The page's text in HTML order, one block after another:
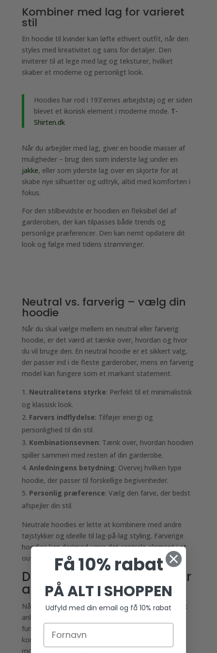
Kombiner med lag for varieret
stil
En hoodie til kvinder kan løfte ethvert outfit, når den
styles med kreativitet og sans for detaljer. Den
inviterer til at lege med lag og teksturer, hvilket
skaber et moderne og personligt look.
Hoodies har rod i 193’ernes arbejdstøj og er siden
blevet et ikonisk element i moderne mode. T-
Shirten.dk
Når du arbejder med lag, giver en hoodie masser af
muligheder – brug den som inderste lag under en
jakke, eller som yderste lag over en skjorte for at
skabe nye silhuetter og udtryk, altid med komforten i
fokus.
For den stilbevidste er hoodien en fleksibel del af
garderoben, der kan tilpasses både trends og
personlige præferencer. Den kan nemt opdatere dit
look og følge med tidens strømninger.
Neutral vs. farverig – vælg din
hoodie
Når du skal vælge mellem en neutral eller farverig
hoodie, er det værd at tænke over, hvordan og hvor
du vil bruge den. En neutral hoodie er et sikkert valg,
der passer ind i de fleste garderober, mens en farverig
model kan fungere som et markant statement.
Neutralitetens styrke: Perfekt til et minimalistisk
og klassisk look.
Farvers indflydelse: Tilføjer energi og
personlighed til din stil.
Kombinationsevnen: Tænk over, hvordan hoodien
spiller sammen med resten af din garderobe.
Anledningens betydning: Overvej hvilken type
hoodie, der passer til forskellige begivenheder.
Personlig præference: Vælg den farve, der bedst
afspejler din stil.
Neutrale hoodies er lette at kombinere med andre
tøjstykker og ideelle til lag-på-lag styling. Farverige
hoodies kan derimod være det centrale element i et
outfit, der skiller sig ud.
Den rette hoodie til enhver
anledning
Når du skal finde den perfekte hoodie til en bestemt
anledning, er det vigtigt at tænke både på stil og
funktionalitet. Til afslappede dage er en løs og
komfortabel hoodie ideel, mens en mere elegant
model i et eksklusivt materiale passer til særlige
Få 10% rabat
PÅ ALT I SHOPPEN
Udfyld med din email og få 10% rabat